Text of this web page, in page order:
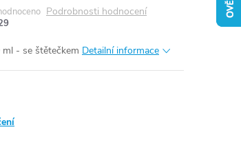
Podrobnosti hodnocení
- se štětečkem Detailní informace